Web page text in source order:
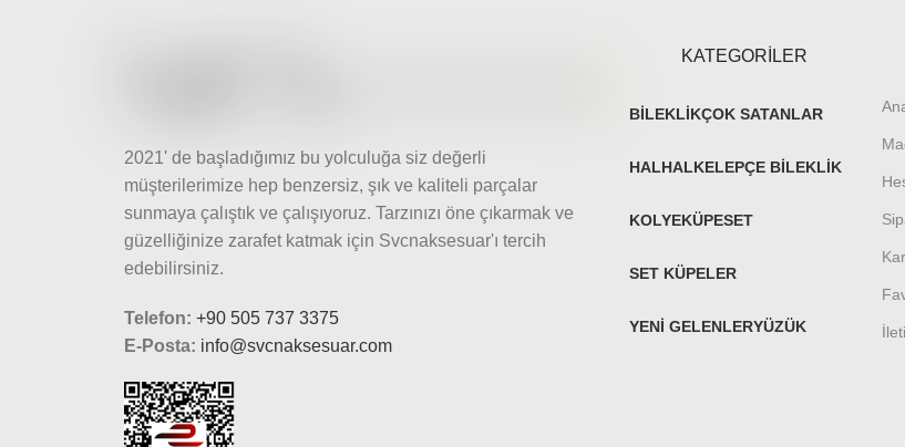
2021' de başladığımız bu yolculuğa siz değerli
müşterilerimize hep benzersiz, şık ve kaliteli parçalar
sunmaya çalıştık ve çalışıyoruz. Tarzınızı öne çıkarmak ve
güzelliğinize zarafet katmak için Svcnaksesuar'ı tercih
edebilirsiniz.
Telefon: +90 505 737 3375
E-Posta: info@svcnaksesuar.com
KATEGORİLER
BILEKLIKÇOK SATANLAR
HALHALKELEPÇE BILEKLIK
KOLYEKÜPESET
SET KÜPELER
YENI GELENLERYÜZÜK